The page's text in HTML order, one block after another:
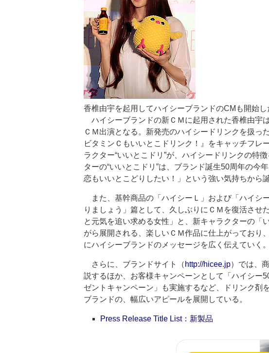
香椎由宇を起用してハイシーブランドのCMも開始し
ハイシーブランドの新ＣＭに起用された香椎由宇
ＣＭ出演となる。新発売のハイシードリンクを扱っ
ビタミンＣもいいとこドリンク！』をキャッチフレ
ラクター“いいとこドリ”が、ハイシードリンクの特
ターの“いいとこドリ”は、ブランド誕生50周年の今
恋もいいとこどりしたい！」という強い気持ちから
また、基幹商品の「ハイシーＬ」および「ハイシ
りましょう」篇として、久しぶりにＣＭを復活させ
と元気を追い求める女性」と、新キャラクターの「
がら展開される、楽しいＣＭ作品に仕上がっており
にハイシーブランドのメッセージを広く伝えていく。
さらに、ブランドサイト（ http://hicee.jp）では、
説するほか、お客様キャンペーンとして「ハイシー
ゼントキャンペーン」も実施するなど、ドリンク剤
ブランドの、幅広いアピールを展開している。
Press Release Title List：新製品